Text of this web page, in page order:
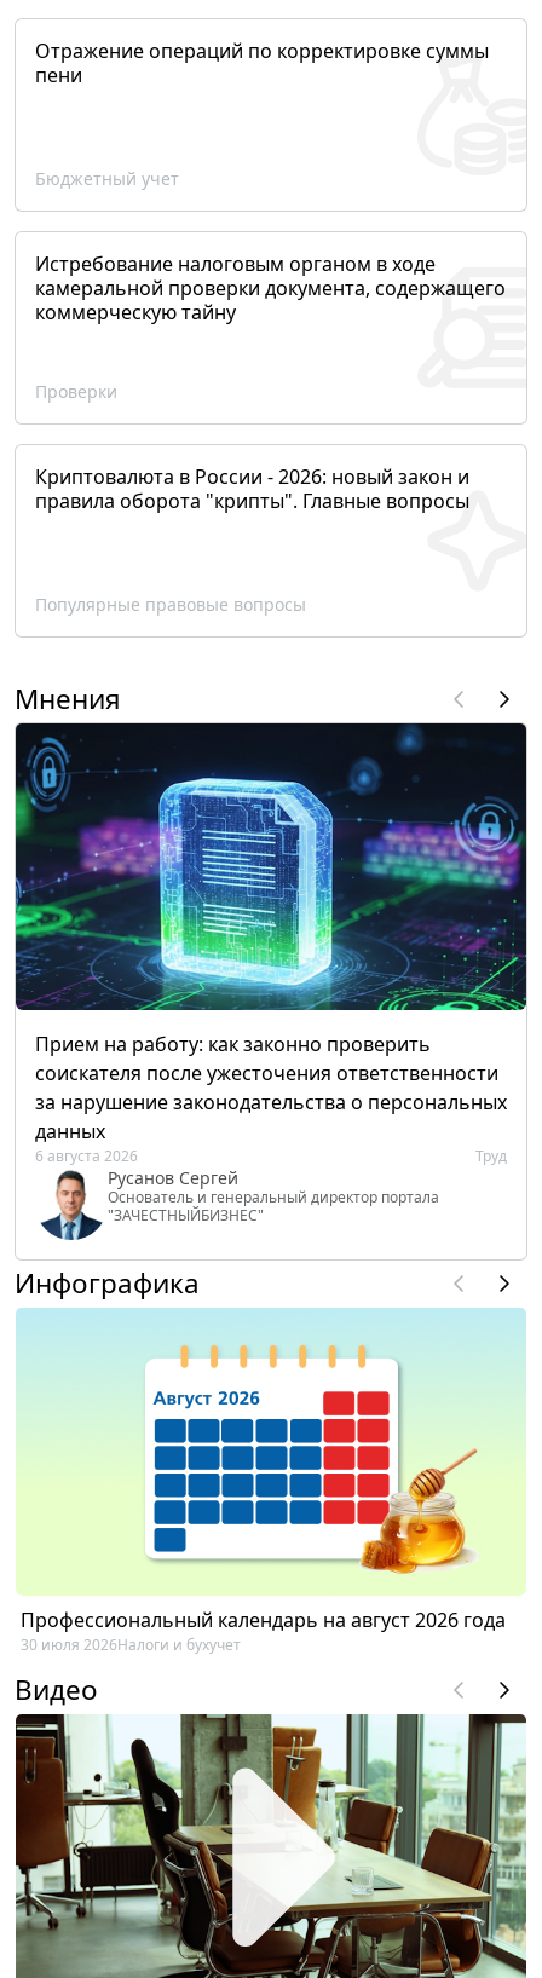
Отражение операций по корректировке суммы
пени
Бюджетный учет
Истребование налоговым органом в ходе
камеральной проверки документа, содержащего
коммерческую тайну
Проверки
Криптовалюта в России - 2026: новый закон и
правила оборота "крипты". Главные вопросы
Популярные правовые вопросы
Мнения
Прием на работу: как законно проверить
соискателя после ужесточения ответственности
за нарушение законодательства о персональных
данных
6 августа 2026 Труд
Русанов Сергей
Основатель и генеральный директор портала
"ЗАЧЕСТНЫЙБИЗНЕС"
Инфографика
Профессиональный календарь на август 2026 года
30 июля 2026Налоги и бухучет
Видео